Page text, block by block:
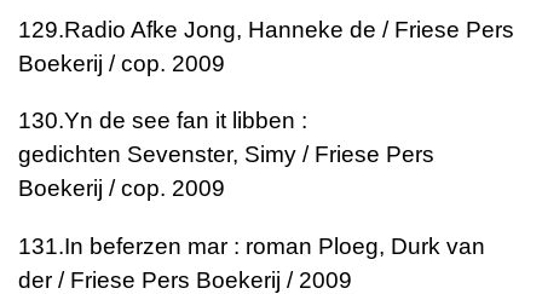
129.Radio Afke Jong, Hanneke de / Friese Pers
Boekerij / cop. 2009
130.Yn de see fan it libben :
gedichten Sevenster, Simy / Friese Pers
Boekerij / cop. 2009
131.In beferzen mar : roman Ploeg, Durk van
der / Friese Pers Boekerij / 2009